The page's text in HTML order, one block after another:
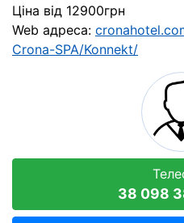
Ціна від 12900грн
Web адреса:
Crona-SPA/Konnekt/
38 098